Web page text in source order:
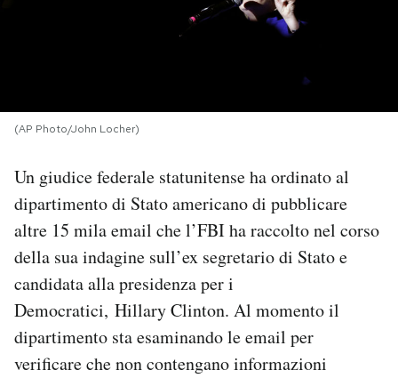
CALENDARIO
AREA PERSONALE
Area Personale
Newsletter
(AP Photo/John Locher)
Un giudice federale statunitense ha ordinato al
dipartimento di Stato americano di pubblicare
altre 15 mila email che l’FBI ha raccolto nel corso
della sua indagine sull’ex segretario di Stato e
candidata alla presidenza per i
Democratici, Hillary Clinton. Al momento il
dipartimento sta esaminando le email per
verificare che non contengano informazioni